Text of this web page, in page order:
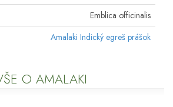
Emblica officinalis
Amalaki Indický egreš prášok
O AMALAKI